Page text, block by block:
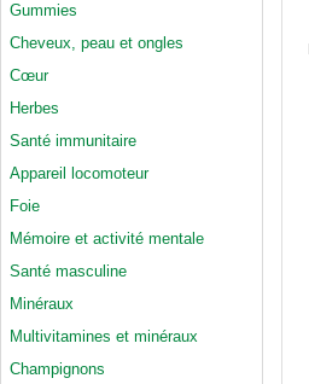
Gummies
Cheveux, peau et ongles
Cœur
Herbes
Santé immunitaire
Appareil locomoteur
Foie
Mémoire et activité mentale
Santé masculine
Minéraux
Multivitamines et minéraux
Champignons